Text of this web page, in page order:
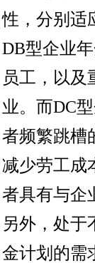
性，分别适
DB型企业
员工，以及
业。而DC
者频繁跳槽
减少劳工成
者具有与企
另外，处于
金计划的需